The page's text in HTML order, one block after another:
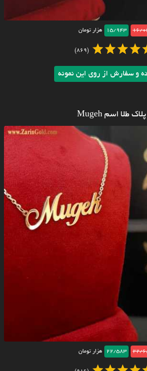
16/
15/943 هزار تومان
(869)
و سفارش از روی این نمونه
پلاک طلا اسم Mugeh
22/
22/583 هزار تومان